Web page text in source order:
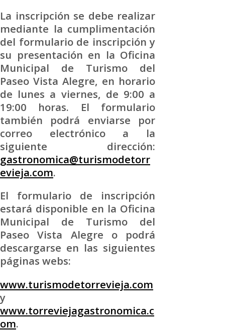
La inscripción se debe realizar
mediante la cumplimentación
del formulario de inscripción y
su presentación en la Oficina
Municipal de Turismo del
Paseo Vista Alegre, en horario
de lunes a viernes, de 9:00 a
19:00 horas. El formulario
también podrá enviarse por
correo electrónico a la
siguiente dirección:
gastronomica@turismodetorr
evieja.com.
El formulario de inscripción
estará disponible en la Oficina
Municipal de Turismo del
Paseo Vista Alegre o podrá
descargarse en las siguientes
páginas webs:
www.turismodetorrevieja.com
y
www.torreviejagastronomica.c
om.